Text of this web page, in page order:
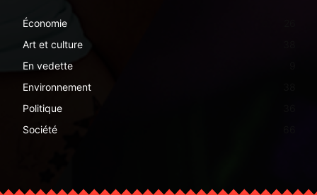
Économie
Art et culture
En vedette
Environnement
Politique
Société